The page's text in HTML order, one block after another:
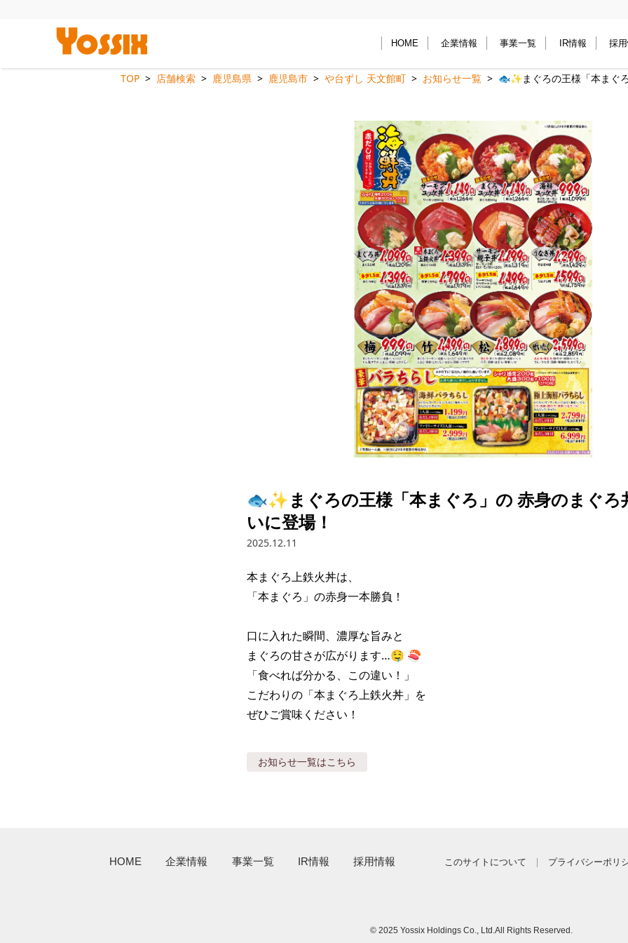
HOME 企業情報 事業一覧 IR情報 採
TOP 店舗検索 鹿児島県 鹿児島市 や台ずし 天文館町 お知らせ一覧 🐟✨まぐろの王様「本まぐ
🐟✨まぐろの王様「本まぐろ」の 赤身のまぐろ
いに登場！
2025.12.11
本まぐろ上鉄火丼は、
「本まぐろ」の赤身一本勝負！
口に入れた瞬間、濃厚な旨みと
まぐろの甘さが広がります…🤤 🍣
「食べれば分かる、この違い！」
こだわりの「本まぐろ上鉄火丼」を
ぜひご賞味ください！
お知らせ一覧はこちら
HOME 企業情報 事業一覧 IR情報 採用情報 このサイトについて プライバシーポリ
© 2025 Yossix Holdings Co., Ltd.All Rights Reserved.